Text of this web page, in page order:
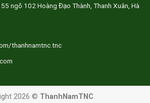
ngõ 102 Hoàng Đạo Thành, Thanh Xuân, Hà
thanhnamtnc.tnc
2026 © ThanhNamTNC